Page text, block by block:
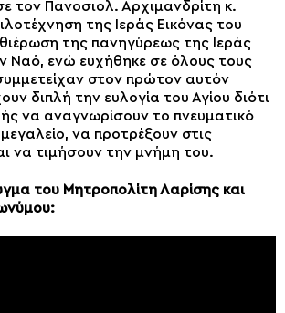
τον Πανοσιολ. Αρχιμανδρίτη κ.
της Ιεράς Εικόνας του
της πανηγύρεως της Ιεράς
Ναό, ενώ ευχήθηκε σε όλους τους
στον πρώτον αυτόν
διπλή την ευλογία του Αγίου διότι
να αναγνωρίσουν το πνευματικό
να προτρέξουν στις
να τιμήσουν την μνήμη του.
του Μητροπολίτη Λαρίσης και